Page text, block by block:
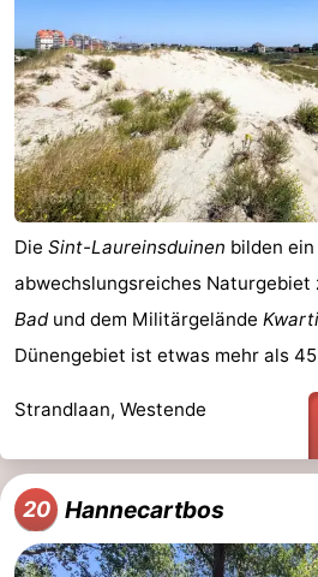
Die Sint-Laureinsduinen bilden
abwechslungsreiches Naturgebiet
Badund dem Militärgelände
Dünengebiet ist etwas mehr als 45
Strandlaan, Westende
20 Hannecartbos